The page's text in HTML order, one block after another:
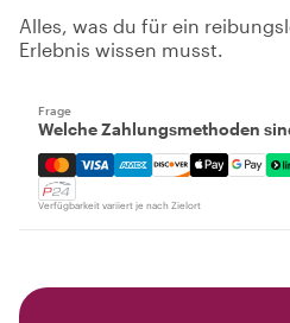
Alles, was du für ein
Erlebnis wissen musst.
Frage
Welche Zahlungsmethoden
Mastercard, Visa, Amex,
Verfügbarkeit variiert je nach Zielort